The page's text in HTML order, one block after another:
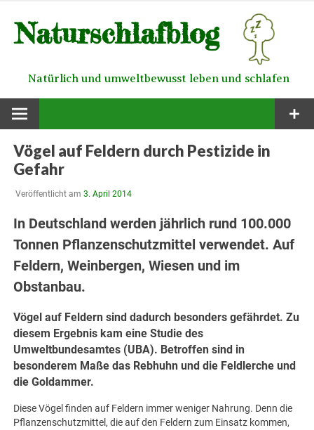
Inhalt
springen
Naturschlafblog
Natürlich und umweltbewusst leben und schlafen
Vögel auf Feldern durch Pestizide in
Gefahr
Veröffentlicht am 3. April 2014
In Deutschland werden jährlich rund 100.000
Tonnen Pflanzenschutzmittel verwendet. Auf
Feldern, Weinbergen, Wiesen und im
Obstanbau.
Vögel auf Feldern sind dadurch besonders gefährdet. Zu
diesem Ergebnis kam eine Studie des
Umweltbundesamtes (UBA). Betroffen sind in
besonderem Maße das Rebhuhn und die Feldlerche und
die Goldammer.
Diese Vögel finden auf Feldern immer weniger Nahrung. Denn die
Pflanzenschutzmittel, die auf den Feldern zum Einsatz kommen,